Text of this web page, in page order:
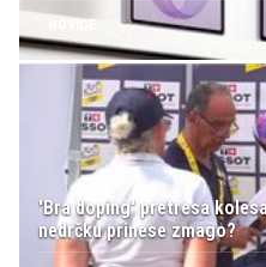
'Bra doping' pretresa
nedrčku prinese zmago?